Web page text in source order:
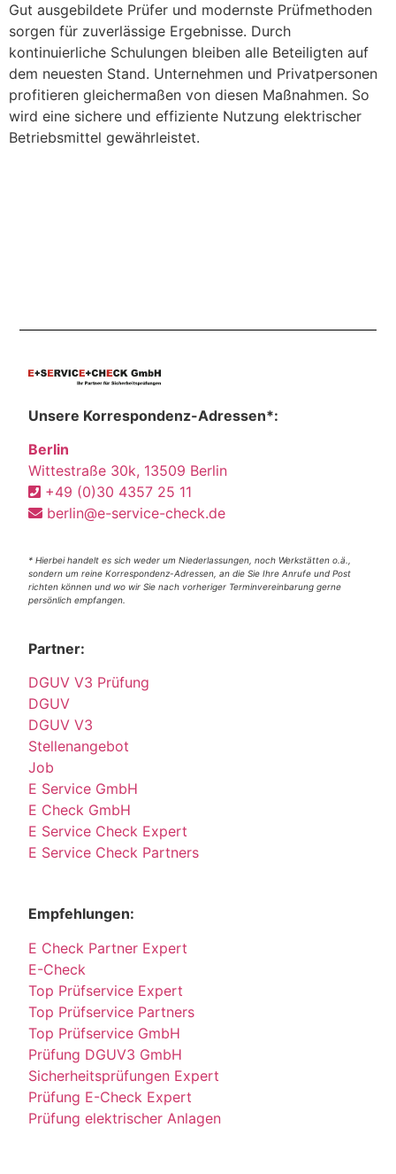
Gut ausgebildete Prüfer und modernste Prüfmethoden
sorgen für zuverlässige Ergebnisse. Durch
kontinuierliche Schulungen bleiben alle Beteiligten auf
dem neuesten Stand. Unternehmen und Privatpersonen
profitieren gleichermaßen von diesen Maßnahmen. So
wird eine sichere und effiziente Nutzung elektrischer
Betriebsmittel gewährleistet.
Unsere Korrespondenz-Adressen*:
Berlin
Wittestraße 30k, 13509 Berlin
+49 (0)30 4357 25 11
berlin@e-service-check.de
* Hierbei handelt es sich weder um Niederlassungen, noch Werkstätten o.ä.,
sondern um reine Korrespondenz-Adressen, an die Sie Ihre Anrufe und Post
richten können und wo wir Sie nach vorheriger Terminvereinbarung gerne
persönlich empfangen.
Partner:
DGUV V3 Prüfung
DGUV
DGUV V3
Stellenangebot
Job
E Service GmbH
E Check GmbH
E Service Check Expert
E Service Check Partners
Empfehlungen:
E Check Partner Expert
E-Check
Top Prüfservice Expert
Top Prüfservice Partners
Top Prüfservice GmbH
Prüfung DGUV3 GmbH
Sicherheitsprüfungen Expert
Prüfung E-Check Expert
Prüfung elektrischer Anlagen